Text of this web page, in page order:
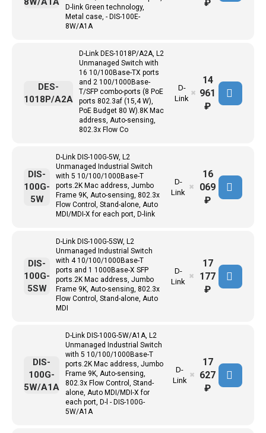
D-link Green technology,
Metal case, - DIS-100E-
8W/A1A
₽
D-Link DES-1018P/A2A, L2
Unmanaged Switch with
16 10/100Base-TX ports
and 2 100/1000Base-
T/SFP combo-ports (8 PoE
ports 802.3af (15,4 W),
PoE Budget 80 W).8K Mac
address, Auto-sensing,
802.3x Flow Co
D-
Link
DES-
1018P/A2A
✖
14
961
₽
D-Link DIS-100G-5W, L2
Unmanaged Industrial Switch
with 5 10/100/1000Base-T
ports.2K Mac address, Jumbo
Frame 9K, Auto-sensing, 802.3x
Flow Control, Stand-alone, Auto
MDI/MDI-X for each port, D-link
D-
Link
DIS-
100G-
5W
✖
16
069
₽
D-Link DIS-100G-5SW, L2
Unmanaged Industrial Switch
with 4 10/100/1000Base-T
ports and 1 1000Base-X SFP
ports.2K Mac address, Jumbo
Frame 9K, Auto-sensing, 802.3x
Flow Control, Stand-alone, Auto
MDI
D-
Link
DIS-
100G-
5SW
✖
17
177
₽
D-Link DIS-100G-5W/A1A, L2
Unmanaged Industrial Switch
with 5 10/100/1000Base-T
ports.2K Mac address, Jumbo
Frame 9K, Auto-sensing,
802.3x Flow Control, Stand-
alone, Auto MDI/MDI-X for
each port, D-l - DIS-100G-
5W/A1A
D-
Link
DIS-
100G-
5W/A1A
✖
17
627
₽